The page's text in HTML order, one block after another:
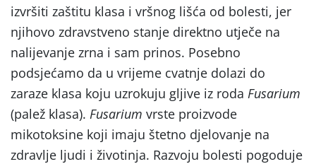
izvršiti zaštitu klasa i vršnog lišća od bolesti, jer
njihovo zdravstveno stanje direktno utječe na
nalijevanje zrna i sam prinos. Posebno
podsjećamo da u vrijeme cvatnje dolazi do
zaraze klasa koju uzrokuju gljive iz roda Fusarium
(palež klasa). Fusarium vrste proizvode
mikotoksine koji imaju štetno djelovanje na
zdravlje ljudi i životinja. Razvoju bolesti pogoduje